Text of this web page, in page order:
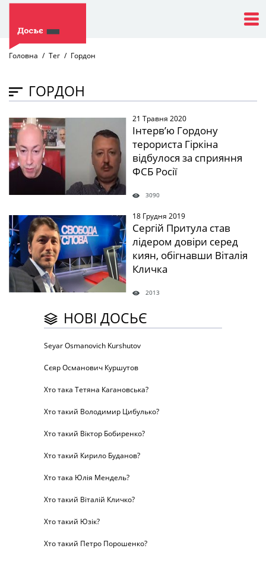
Головна Тег Гордон
ГОРДОН
" /> 21 Травня 2020
Інтерв’ю Гордону
терориста Гіркіна
відбулося за сприяння
ФСБ Росії
3090
" /> 18 Грудня 2019
Сергій Притула став
лідером довіри серед
киян, обігнавши Віталія
Кличка
2013
НОВІ ДОСЬЄ
Seyar Osmanovich Kurshutov
Сєяр Османович Куршутов
Хто така Тетяна Кагановська?
Хто такий Володимир Цибулько?
Хто такий Віктор Бобиренко?
Хто такий Кирило Буданов?
Хто така Юлія Мендель?
Хто такий Віталій Кличко?
Хто такий Юзік?
Хто такий Петро Порошенко?